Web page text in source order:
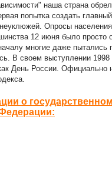
наша страна
попытка создать
Опросы
12 июня было
многие даже пытались
В своем выступлении
День России.
о